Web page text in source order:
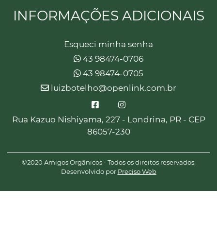
INFORMAÇÕES ADICIONAIS
Esqueci minha senha
43 98474-0706
43 98474-0705
luizbotelho@openlink.com.br
Rua Kazuo Nishiyama, 227 - Londrina, PR - CEP
86057-230
©2020 Amigos Orgânicos - Todos os direitos reservados.
Desenvolvido por Preciso Web